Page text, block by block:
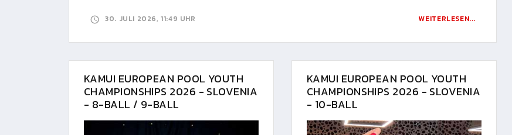
30. JULI 2026, 11:49 UHR WEITERLESEN...
KAMUI EUROPEAN POOL YOUTH
CHAMPIONSHIPS 2026 - SLOVENIA
- 8-BALL / 9-BALL
KAMUI EUROPEAN POOL YOUTH
CHAMPIONSHIPS 2026 - SLOVENIA
- 10-BALL